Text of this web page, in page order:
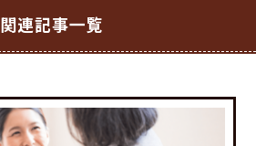
関連記事一覧